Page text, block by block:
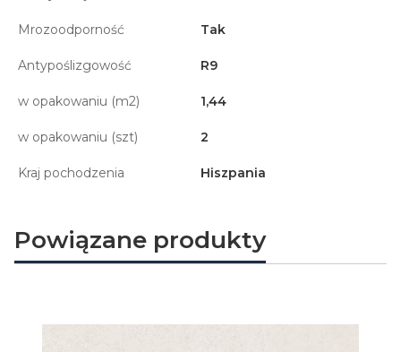
Mrozoodporność Tak
Antypoślizgowość R9
w opakowaniu (m2) 1,44
w opakowaniu (szt) 2
Kraj pochodzenia Hiszpania
Powiązane produkty